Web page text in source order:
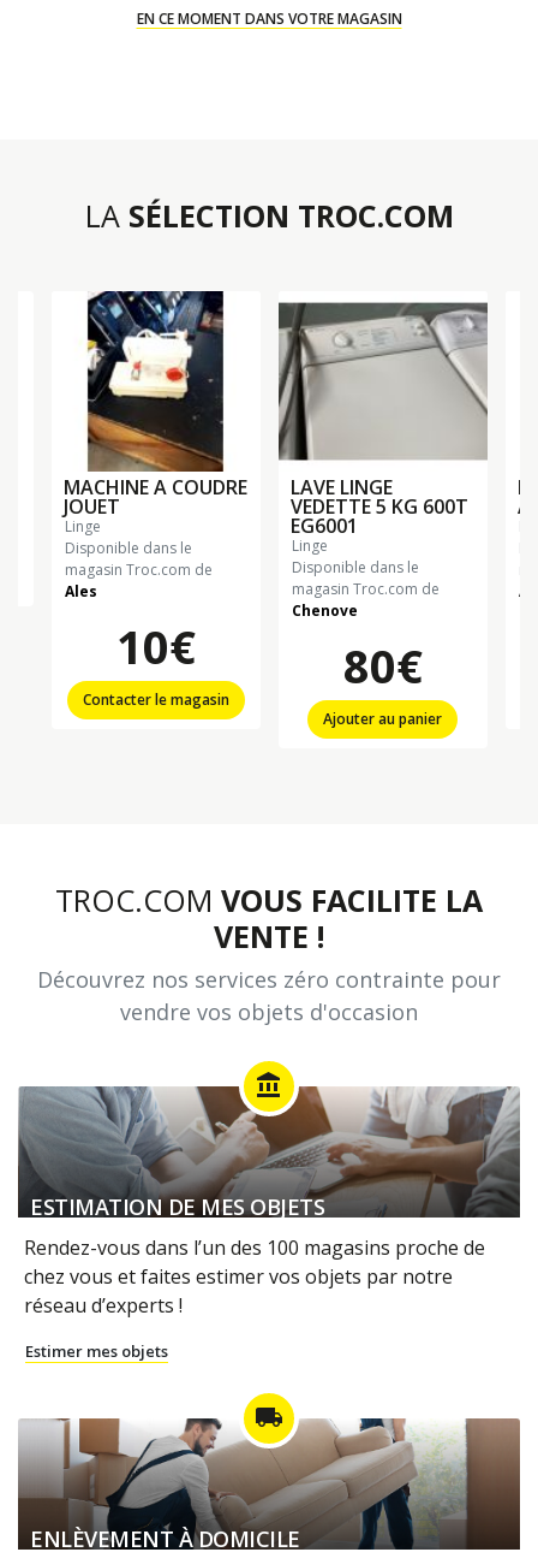
EN CE MOMENT DANS VOTRE MAGASIN
LA SÉLECTION TROC.COM
MACHINE A COUDRE
JOUET
linge
Disponible dans le
magasin Troc.com de
Ales
10€
Contacter le magasin
LAVE LINGE
VEDETTE 5 KG 600T
EG6001
linge
Disponible dans le
magasin Troc.com de
Chenove
80€
Ajouter au panier
TROC.COM VOUS FACILITE LA
VENTE !
Découvrez nos services zéro contrainte pour
vendre vos objets d'occasion
account_balance
ESTIMATION DE MES OBJETS
Rendez-vous dans l’un des 100 magasins proche de
chez vous et faites estimer vos objets par notre
réseau d’experts !
Estimer mes objets
local_shipping
ENLÈVEMENT À DOMICILE